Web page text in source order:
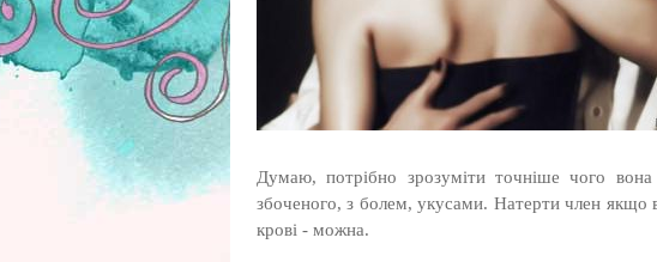
Думаю, потрібно зрозуміти точніше чого
збоченого, з болем, укусами. Натерти член якщо
крові - можна.